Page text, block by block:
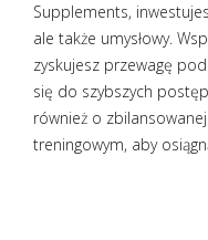
Supplements,
ale także umysłowy.
zyskujesz przewagę
się do szybszych
również o
treningowym, aby